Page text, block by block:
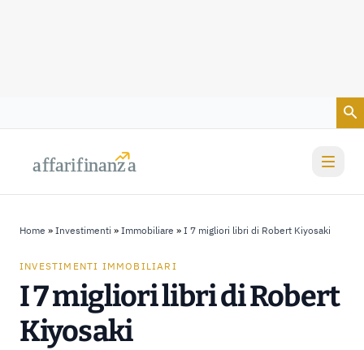
affarifinanza
affarifinanza
Home » Investimenti » Immobiliare » I 7 migliori libri di Robert Kiyosaki
INVESTIMENTI IMMOBILIARI
I 7 migliori libri di Robert
Kiyosaki